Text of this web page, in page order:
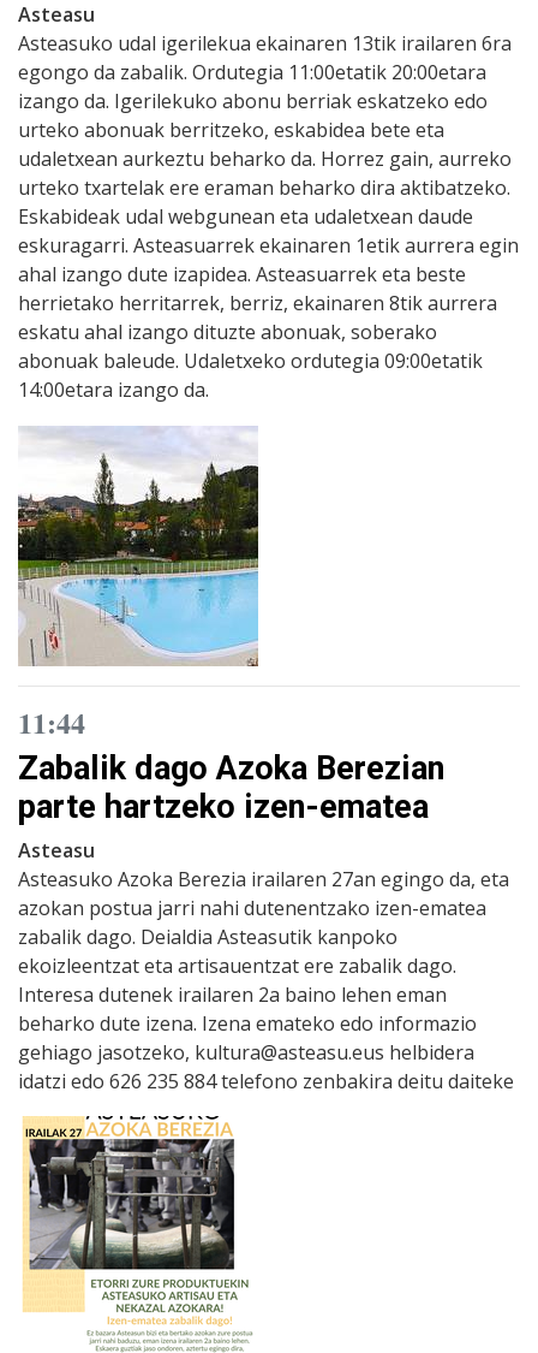
Asteasu
Asteasuko udal igerilekua ekainaren 13tik irailaren 6ra
egongo da zabalik. Ordutegia 11:00etatik 20:00etara
izango da. Igerilekuko abonu berriak eskatzeko edo
urteko abonuak berritzeko, eskabidea bete eta
udaletxean aurkeztu beharko da. Horrez gain, aurreko
urteko txartelak ere eraman beharko dira aktibatzeko.
Eskabideak udal webgunean eta udaletxean daude
eskuragarri. Asteasuarrek ekainaren 1etik aurrera egin
ahal izango dute izapidea. Asteasuarrek eta beste
herrietako herritarrek, berriz, ekainaren 8tik aurrera
eskatu ahal izango dituzte abonuak, soberako
abonuak baleude. Udaletxeko ordutegia 09:00etatik
14:00etara izango da.
11:44
Zabalik dago Azoka Berezian
parte hartzeko izen-ematea
Asteasu
Asteasuko Azoka Berezia irailaren 27an egingo da, eta
azokan postua jarri nahi dutenentzako izen-ematea
zabalik dago. Deialdia Asteasutik kanpoko
ekoizleentzat eta artisauentzat ere zabalik dago.
Interesa dutenek irailaren 2a baino lehen eman
beharko dute izena. Izena emateko edo informazio
gehiago jasotzeko, kultura@asteasu.eus helbidera
idatzi edo 626 235 884 telefono zenbakira deitu daiteke